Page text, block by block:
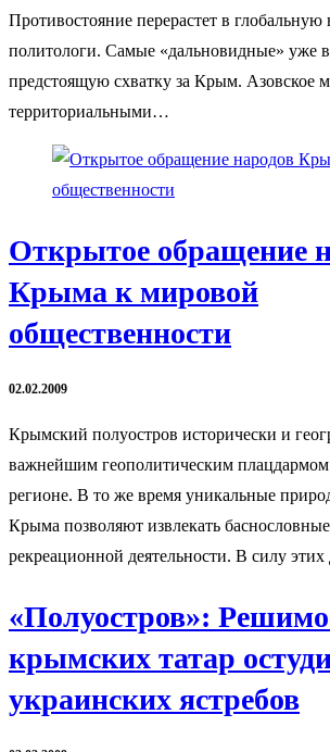
Противостояние перерастет в
политологи. Самые «дальновидные» уже
предстоящую схватку за Крым. Азовское
территориальными…
Открытое обращение
Крыма к мировой
общественности
02.02.2009
Крымский полуостров исторически и
важнейшим геополитическим
регионе. В то же время уникальные
Крыма позволяют извлекать
рекреационной деятельности. В силу
«Полуостров»:
крымских татар
украинских ястребов